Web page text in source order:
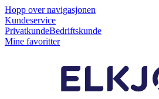
Hopp over navigasjonen
Kundeservice
PrivatkundeBedriftskunde
Mine favoritter